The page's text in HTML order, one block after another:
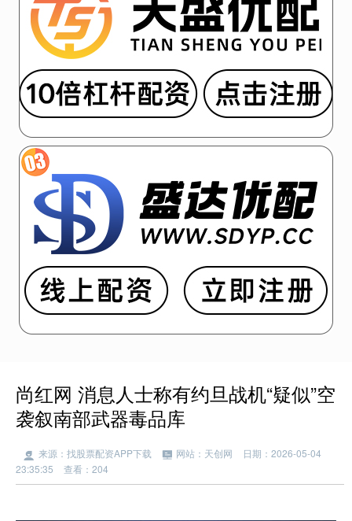
尚红网 消息人士称有约旦战机“疑似”空
袭叙南部武器毒品库
来源：找股票配资APP下载 网站：天创网
日期：2026-05-04
23:35:35
查看：204